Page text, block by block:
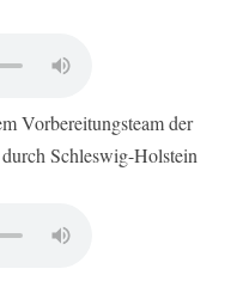
Vorbereitungsteam der
Schleswig-Holstein